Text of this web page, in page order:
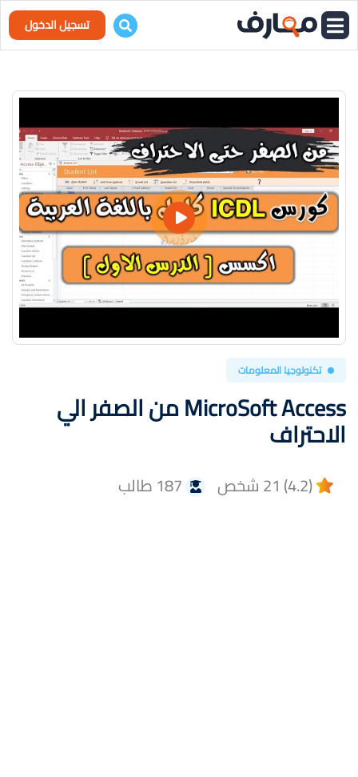
تسجيل الدخول
تكنولوجيا المعلومات
MicroSoft Access من الصفر الي
الاحتراف
(4.2) 21 شخص 187 طالب